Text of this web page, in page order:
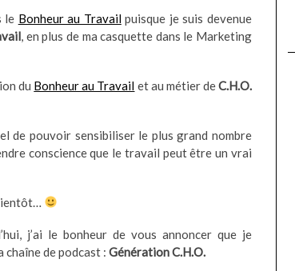
le Bonheur au Travailpuisque je suis devenue
, en plus de ma casquette dans le Marketing
du Bonheur au Travail et au métier deC.H.O.
de pouvoir sensibiliser le plus grand nombre
conscience que le travail peut être un vrai
j’ai le bonheur de vous annoncer que je
chaîne de podcast : Génération C.H.O.